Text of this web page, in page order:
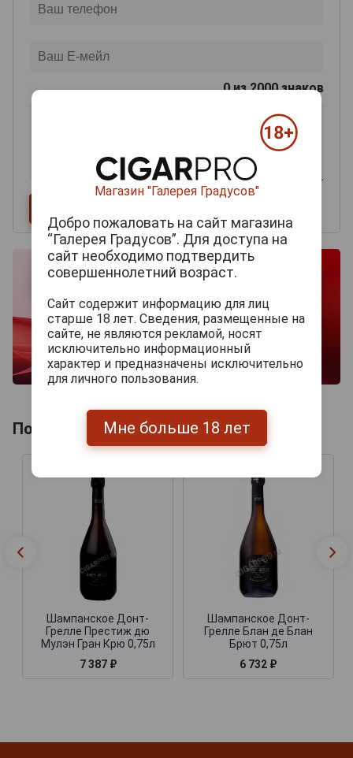
0из 2000 знаков
Похожие Шампанские
Шампанское Донт-
Грелле Престиж дю
Мулэн Гран Крю 0,75л
7 387 ₽
Шампанское Донт-
Грелле Блан де Блан
Брют 0,75л
6 732 ₽
Магазин "Галерея Градусов"
Добро пожаловать на сайт магазина
“Галерея Градусов”. Для доступа на
сайт необходимо подтвердить
совершеннолетний возраст.
Сайт содержит информацию для лиц
старше 18 лет. Сведения, размещенные на
сайте, не являются рекламой, носят
исключительно информационный
характер и предназначены исключительно
для личного пользования.
Мне больше 18 лет